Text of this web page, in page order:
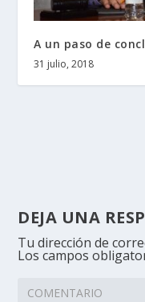
A un paso de
31 julio, 2018
DEJA UNA
Tu dirección de
Los campos